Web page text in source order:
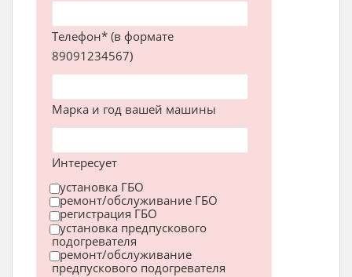
Телефон* (в формате
89091234567)
Марка и год вашей машины
Интересует
установка ГБО
ремонт/обслуживание ГБО
регистрация ГБО
установка предпускового
подогревателя
ремонт/обслуживание
предпускового подогревателя